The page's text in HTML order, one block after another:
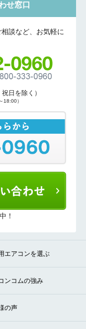
せ窓口
談など、お気軽に
日を除く）
18:00）
！
エアコンを選ぶ
ンコムの強み
の声